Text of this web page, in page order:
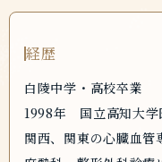
経歴
白陵中学・高校卒業
1998年 国立高知大学
関西、関東の心臓血管